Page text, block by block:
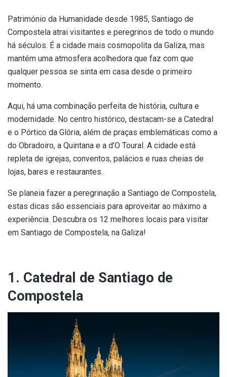
Património da Humanidade desde 1985, Santiago de
Compostela atrai visitantes e peregrinos de todo o mundo
há séculos. É a cidade mais cosmopolita da Galiza, mas
mantém uma atmosfera acolhedora que faz com que
qualquer pessoa se sinta em casa desde o primeiro
momento.
Aqui, há uma combinação perfeita de história, cultura e
modernidade. No centro histórico, destacam-se a Catedral
e o Pórtico da Glória, além de praças emblemáticas como a
do Obradoiro, a Quintana e a d’O Toural. A cidade está
repleta de igrejas, conventos, palácios e ruas cheias de
lojas, bares e restaurantes.
Se planeia fazer a peregrinação a Santiago de Compostela,
estas dicas são essenciais para aproveitar ao máximo a
experiência. Descubra os 12 melhores locais para visitar
em Santiago de Compostela, na Galiza!
1. Catedral de Santiago de
Compostela